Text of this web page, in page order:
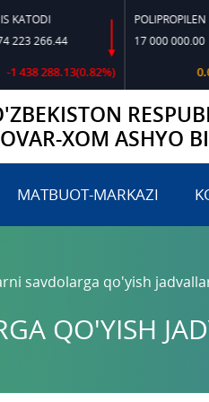
266.44
288.13(0.82%)
POLIPROPILEN B-320
17 000 000.00
XOM ASHYO
MATBUOT-MARKAZI
savdolarga qo'yish
QO'YISH